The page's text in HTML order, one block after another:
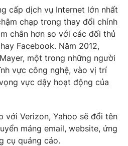
lai
cấp dịch vụ Internet lớn nhất
chạp trong thay đổi chính
chân hơn so với các đối thủ
Facebook. Năm 2012,
một trong những người
vực công nghệ, vào vị trí
vực dậy hoạt động của
với Verizon, Yahoo sẽ đổi tên
mảng email, website, ứng
cụ quảng cáo.